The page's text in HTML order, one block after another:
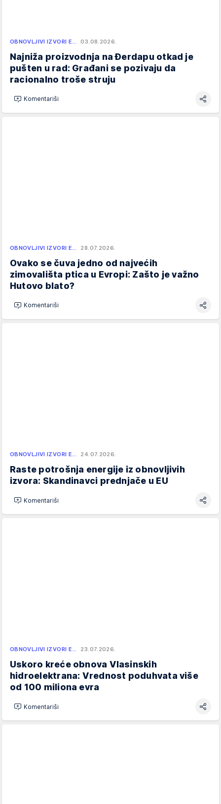
OBNOVLJIVI IZVORI E… 03.08.2026.
Najniža proizvodnja na Đerdapu otkad je
pušten u rad: Građani se pozivaju da
racionalno troše struju
Komentariši
OBNOVLJIVI IZVORI E… 28.07.2026.
Ovako se čuva jedno od najvećih
zimovališta ptica u Evropi: Zašto je važno
Hutovo blato?
Komentariši
OBNOVLJIVI IZVORI E… 24.07.2026.
Raste potrošnja energije iz obnovljivih
izvora: Skandinavci prednjače u EU
Komentariši
OBNOVLJIVI IZVORI E… 23.07.2026.
Uskoro kreće obnova Vlasinskih
hidroelektrana: Vrednost poduhvata više
od 100 miliona evra
Komentariši